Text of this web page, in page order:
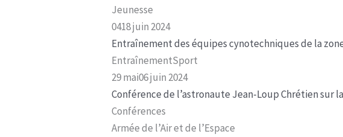
Jeunesse
0418 juin 2024
Entraînement des équipes cynotechniques de la
EntraînementSport
29 mai06 juin 2024
Conférence de l’astronaute Jean-Loup Chrétien sur
Conférences
Armée de l’Air et de l’Espace